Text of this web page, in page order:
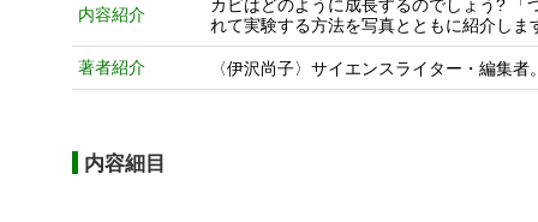
内容紹介
カビはどのように成長するのでしょう?
れて実験する方法を写真とともに紹介し
著者紹介 〈伊沢尚子〉サイエンスライター・編集
内容細目